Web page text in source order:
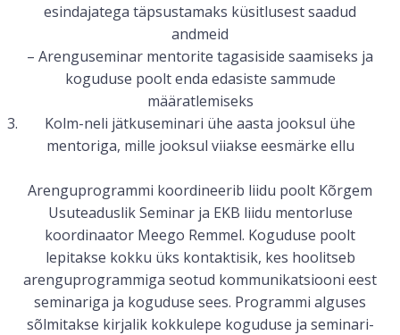
esindajatega täpsustamaks küsitlusest saadud
andmeid
– Arenguseminar mentorite tagasiside saamiseks ja
koguduse poolt enda edasiste sammude
määratlemiseks
Kolm-neli jätkuseminari ühe aasta jooksul ühe
mentoriga, mille jooksul viiakse eesmärke ellu
Arenguprogrammi koordineerib liidu poolt Kõrgem
Usuteaduslik Seminar ja EKB liidu mentorluse
koordinaator Meego Remmel. Koguduse poolt
lepitakse kokku üks kontaktisik, kes hoolitseb
arenguprogrammiga seotud kommunikatsiooni eest
seminariga ja koguduse sees. Programmi alguses
sõlmitakse kirjalik kokkulepe koguduse ja seminari-